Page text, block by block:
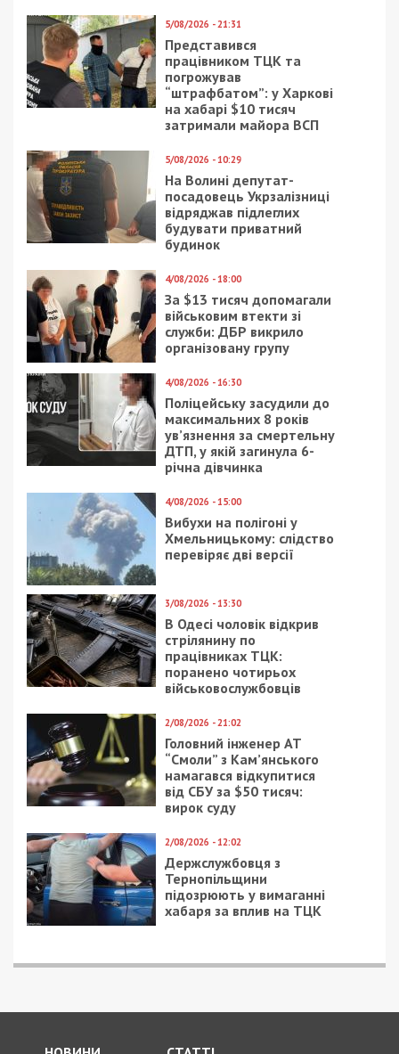
5/08/2026 - 21:31
Представився
працівником ТЦК та
погрожував
“штрафбатом”: у Харкові
на хабарі $10 тисяч
затримали майора ВСП
5/08/2026 - 10:29
На Волині депутат-
посадовець Укрзалізниці
відряджав підлеглих
будувати приватний
будинок
4/08/2026 - 18:00
За $13 тисяч допомагали
військовим втекти зі
служби: ДБР викрило
організовану групу
4/08/2026 - 16:30
Поліцейську засудили до
максимальних 8 років
ув’язнення за смертельну
ДТП, у якій загинула 6-
річна дівчинка
4/08/2026 - 15:00
Вибухи на полігоні у
Хмельницькому: слідство
перевіряє дві версії
3/08/2026 - 13:30
В Одесі чоловік відкрив
стрілянину по
працівниках ТЦК:
поранено чотирьох
військовослужбовців
2/08/2026 - 21:02
Головний інженер АТ
“Смоли” з Кам’янського
намагався відкупитися
від СБУ за $50 тисяч:
вирок суду
2/08/2026 - 12:02
Держслужбовця з
Тернопільщини
підозрюють у вимаганні
хабаря за вплив на ТЦК